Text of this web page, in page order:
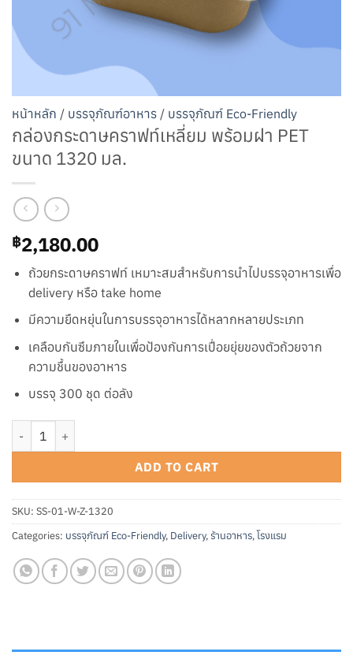
หน้าหลัก / บรรจุภัณฑ์อาหาร / บรรจุภัณฑ์ Eco-Friendly
กล่องกระดาษคราฟท์เหลี่ยม พร้อมฝา PET
ขนาด 1320 มล.
฿2,180.00
ถ้วยกระดาษคราฟท์ เหมาะสมสำหรับการนำไปบรรจุอาหารเพื่อ
delivery หรือ take home
มีความยืดหยุ่นในการบรรจุอาหารได้หลากหลายประเภท
เคลือบกันซึมภายในเพื่อป้องกันการเปื่อยยุ่ยของตัวถ้วยจาก
ความชื้นของอาหาร
บรรจุ 300 ชุด ต่อลัง
กล่องกระดาษคราฟท์เหลี่ยม พร้อมฝา PET ขนาด 1320 มล. quantity
ADD TO CART
SKU: SS-01-W-Z-1320
Categories: บรรจุภัณฑ์ Eco-Friendly, Delivery,ร้านอาหาร,โรงแรม